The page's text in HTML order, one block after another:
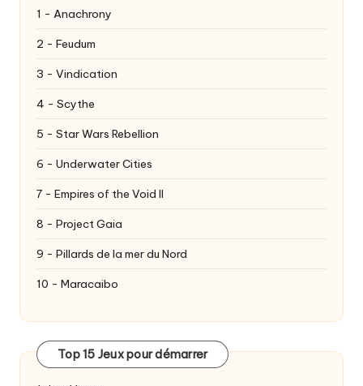
1 - Anachrony
2 - Feudum
3 - Vindication
4 - Scythe
5 - Star Wars Rebellion
6 - Underwater Cities
7 - Empires of the Void II
8 - Project Gaia
9 - Pillards de la mer du Nord
10 - Maracaibo
Top 15 Jeux pour démarrer